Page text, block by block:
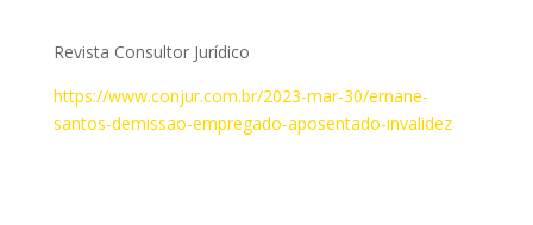
Revista Consultor Jurídico
https://www.conjur.com.br/2023-mar-30/ernane-
santos-demissao-empregado-aposentado-invalidez